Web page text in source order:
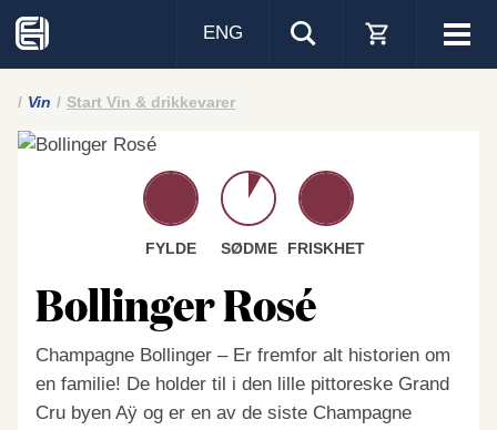
Visa
ENG
Vin Start Vin & drikkevarer
FYLDE SØDME FRISKHET
Bollinger Rosé
Champagne Bollinger – Er fremfor alt historien om
en familie! De holder til i den lille pittoreske Grand
Cru byen Aÿ og er en av de siste Champagne